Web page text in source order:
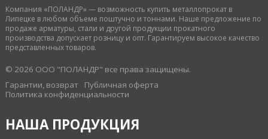
Компания «ПОЛАНДР» — возможность купить металлопрокат в
Липецке в любом объеме поштучно и тоннами. Наше предложение по
продаже арматуры, стали и другой продукции прокатного
производства допускает розницу и опт. Гарантируем высокое качество
представленных товаров.
© 2026 ООО "ПОЛАНДР" все права защищены.
Гарантии, возврат
Публичная оферта
Политика конфиденциальности
НАША ПРОДУКЦИЯ